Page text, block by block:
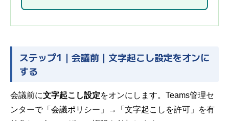
ステップ1｜会議前｜文字起こし設定をオンに
する
会議前に文字起こし設定をオンにします。Teams管理セ
ンターで「会議ポリシー」→「文字起こしを許可」を有